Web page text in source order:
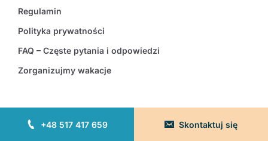
+48 517 417 659 Skontaktuj się
Regulamin
Polityka prywatności
FAQ – Częste pytania i odpowiedzi
Zorganizujmy wakacje